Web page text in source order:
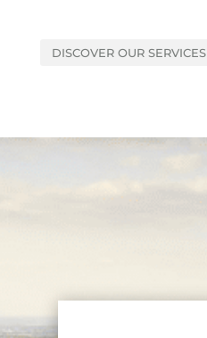
DISCOVER OUR SERVICES